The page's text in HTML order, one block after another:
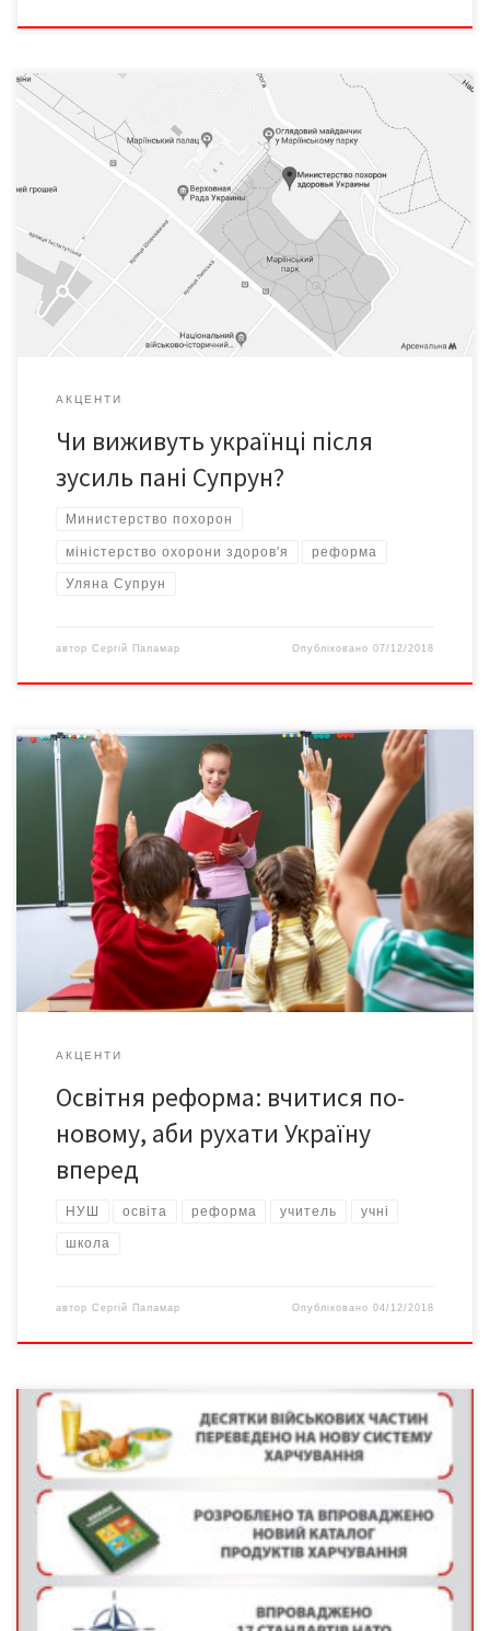
Дурний знак? З карти Google Maps зникло Міністерство
охорони здоров’я. Натомість за адресою вул. Грушевського, 7
у Києві з’явилося «Министерство похорон здоровья Украины»
(додаємо скніншот з Google Maps). До вечора понеділка, 3
грудня, цю назву так і не прибрали, тож на карті Києва можна
знайти «Министерство похорон», більше того, Google […]
АКЦЕНТИ
Чи виживуть українці після
зусиль пані Супрун?
Министерство похорон
міністерство охорони здоров'я реформа
Уляна Супрун
автор Сергій Паламар Опубліковано07/12/2018
Якість освіти в державі безпосередньо впливає на
успішність її економіки. Судячи з сьогоднішніх українських
реалій, можна відзначити великі проблеми у цій сфері. Це
добре знають батьки школярів, спостерігаючи за даремним
зубрінням дітьми інформації, яку за секунду можна знайти в
Інтернеті. Це добре знають випускники вітчизняних вишів, які
АКЦЕНТИ
Освітня реформа: вчитися по-
новому, аби рухати Україну
вперед
НУШ освіта реформа учитель учні
школа
автор Сергій Паламар Опубліковано04/12/2018
Реформування ЗСУ не тільки стало одним з найбільших
здобутків нинішньої влади, а й фактично врятувало Україну як
державу Багатьом відома ситуація: автомобіль, який роками
стояв у гаражі без діла, різко знадобився родині. Та
виявилося, що акумулятор розряджений, колеса спущені,
кузов прогнив, гальма не працюють. Тобто про те, що
транспортний […]